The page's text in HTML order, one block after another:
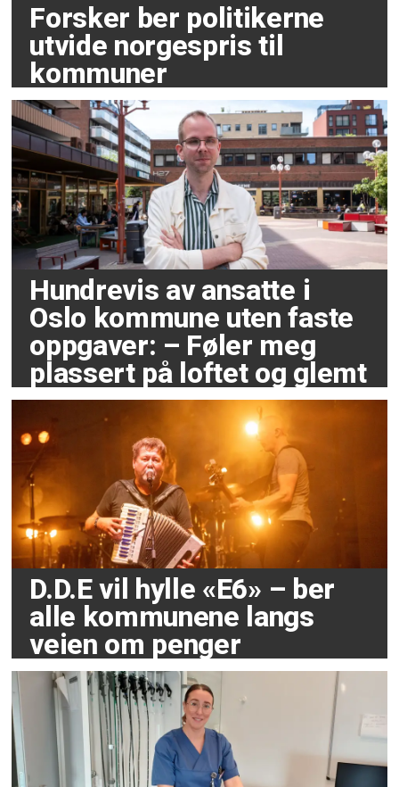
Forsker ber politikerne
utvide norgespris til
kommuner
Hundrevis av ansatte i
Oslo kommune uten faste
oppgaver: – Føler meg
plassert på loftet og glemt
D.D.E vil hylle «E6» – ber
alle kommunene langs
veien om penger